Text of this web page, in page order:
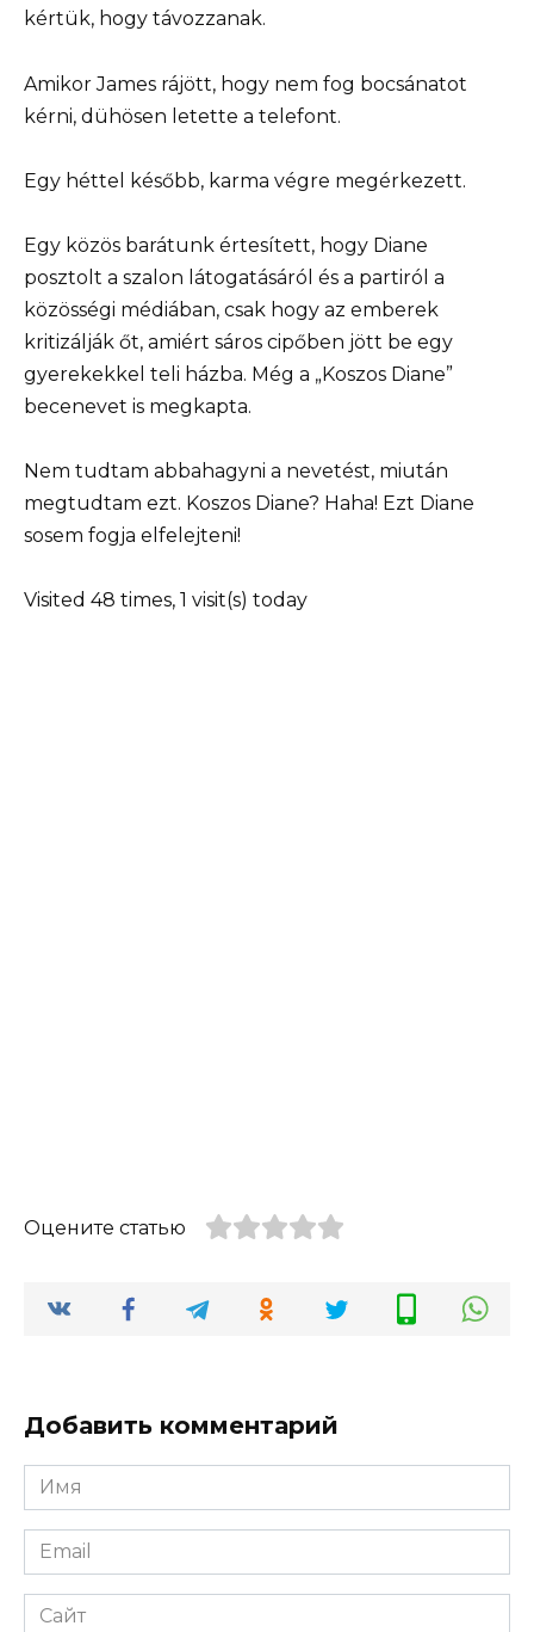
kértük, hogy távozzanak.
Amikor James rájött, hogy nem fog bocsánatot
kérni, dühösen letette a telefont.
Egy héttel később, karma végre megérkezett.
Egy közös barátunk értesített, hogy Diane
posztolt a szalon látogatásáról és a partiról a
közösségi médiában, csak hogy az emberek
kritizálják őt, amiért sáros cipőben jött be egy
gyerekekkel teli házba. Még a „Koszos Diane”
becenevet is megkapta.
Nem tudtam abbahagyni a nevetést, miután
megtudtam ezt. Koszos Diane? Haha! Ezt Diane
sosem fogja elfelejteni!
Visited 48 times, 1 visit(s) today
Оцените статью
Добавить комментарий
Имя
*
Email
*
Сайт